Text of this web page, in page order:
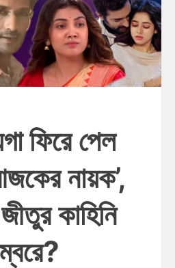
ফিরে পেল
নায়ক’,
কাহিনি